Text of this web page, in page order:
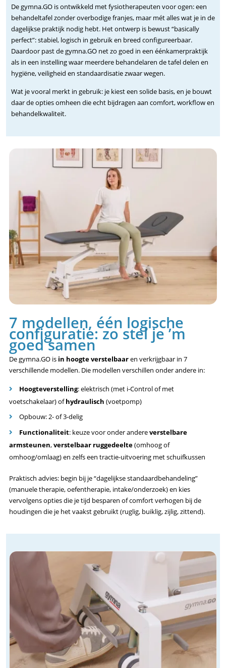
De gymna.GO is ontwikkeld met fysiotherapeuten voor ogen: een
behandeltafel zonder overbodige franjes, maar mét alles wat je in de
dagelijkse praktijk nodig hebt. Het ontwerp is bewust “basically
perfect”: stabiel, logisch in gebruik en breed configureerbaar.
Daardoor past de gymna.GO net zo goed in een éénkamerpraktijk
als in een instelling waar meerdere behandelaren de tafel delen en
hygiëne, veiligheid en standaardisatie zwaar wegen.
Wat je vooral merkt in gebruik: je kiest een solide basis, en je bouwt
daar de opties omheen die echt bijdragen aan comfort, workflow en
behandelkwaliteit.
7 modellen, één logische
configuratie: zo stel je ’m
goed samen
De gymna.GO is in hoogte verstelbaaren verkrijgbaar in 7
verschillende modellen. Die modellen verschillen onder andere in:
Hoogteverstelling: elektrisch (met i-Control of met
voetschakelaar) ofhydraulisch (voetpomp)
Opbouw: 2- of 3-delig
Functionaliteit: keuze voor onder andereverstelbare
armsteunen,verstelbaar ruggedeelte(omhoog of
omhoog/omlaag) en zelfs een tractie-uitvoering met schuifkussen
Praktisch advies: begin bij je “dagelijkse standaardbehandeling”
(manuele therapie, oefentherapie, intake/onderzoek) en kies
vervolgens opties die je tijd besparen of comfort verhogen bij de
houdingen die je het vaakst gebruikt (ruglig, buiklig, zijlig, zittend).